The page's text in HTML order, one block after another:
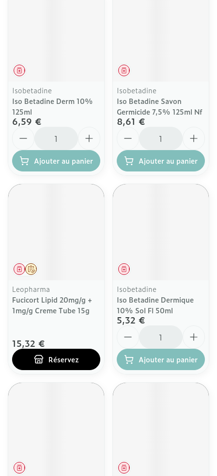
Médicament
Isobetadine
Iso Betadine Derm 10%
125ml
6,59 €
Ajouter au panier
Médicament
Isobetadine
Iso Betadine Savon
Germicide 7,5% 125ml Nf
8,61 €
Ajouter au panier
Sur prescription
Médicament
Leopharma
Fucicort Lipid 20mg/g +
1mg/g Creme Tube 15g
15,32 €
Réservez
Médicament
Isobetadine
Iso Betadine Dermique
10% Sol Fl 50ml
5,32 €
Ajouter au panier
Médicament Médicament